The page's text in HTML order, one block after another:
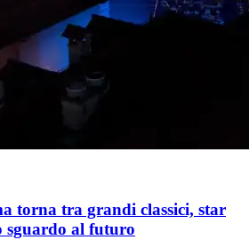
torna tra grandi classici, star
sguardo al futuro